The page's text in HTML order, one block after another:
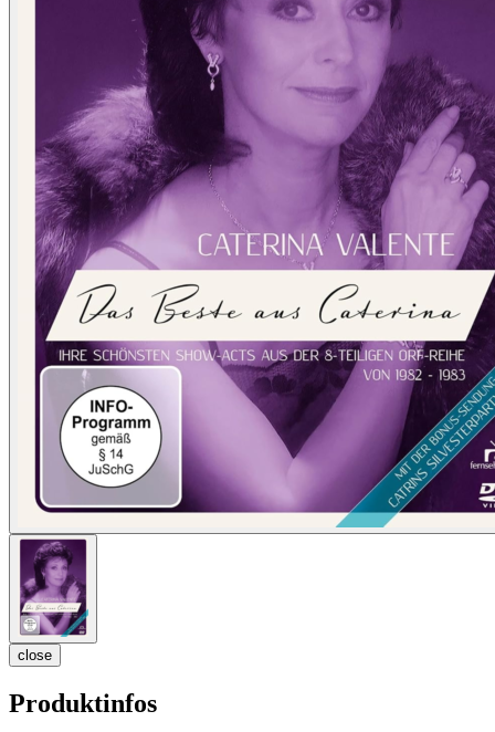
close
Produktinfos